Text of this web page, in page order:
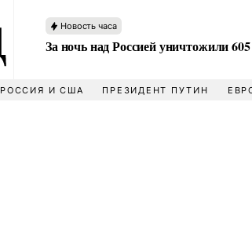
Новость часа
За ночь над Россией уничтожили
РОССИЯ И США ПРЕЗИДЕНТ ПУТИН